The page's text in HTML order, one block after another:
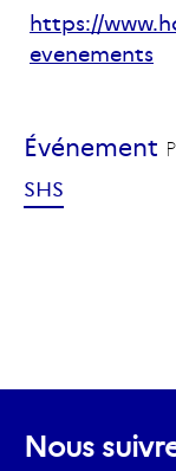
https://
evenements
Événement
SHS
Nous